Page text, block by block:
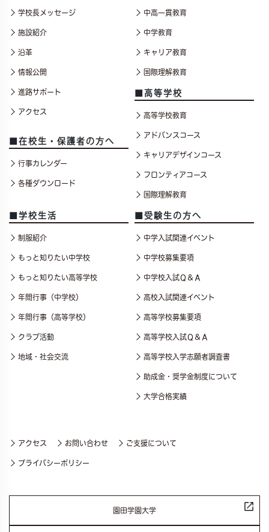
学校長メッセージ
施設紹介
沿革
情報公開
進路サポート
アクセス
■在校生・保護者の方へ
行事カレンダー
各種ダウンロード
中高一貫教育
中学教育
キャリア教育
国際理解教育
■高等学校
高等学校教育
アドバンスコース
キャリアデザインコース
フロンティアコース
国際理解教育
■学校生活
制服紹介
もっと知りたい中学校
もっと知りたい高等学校
年間行事（中学校）
年間行事（高等学校）
クラブ活動
地域・社会交流
■受験生の方へ
中学入試関連イベント
中学校募集要項
中学校入試Ｑ＆Ａ
高校入試関連イベント
高等学校募集要項
高等学校入試Ｑ＆Ａ
高等学校入学志願者調査書
助成金・奨学金制度について
大学合格実績
アクセス お問い合わせ ご支援について
プライバシーポリシー
園田学園大学